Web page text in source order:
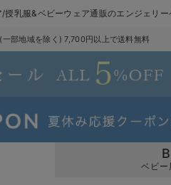
授乳服&ベビーウェア通販のエンジェリー
部地域を除く) 7,700円以上で送料無料
ベビー